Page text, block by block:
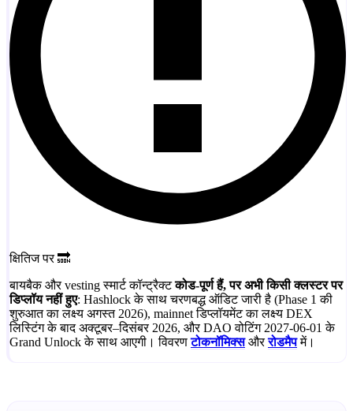
क्षितिज पर 🔜
बायबैक और vesting स्मार्ट कॉन्ट्रैक्टकोड-पूर्ण हैं, पर अभी किसी क्लस्टर पर
डिप्लॉय नहीं हुए: Hashlock के साथ चरणबद्ध ऑडिट जारी है (Phase 1 की
शुरुआत का लक्ष्य अगस्त 2026), mainnet डिप्लॉयमेंट का लक्ष्य DEX
लिस्टिंग के बाद अक्टूबर–दिसंबर 2026, और DAO वोटिंग 2027-06-01 के
Grand Unlock के साथ आएगी। विवरणटोकनॉमिक्सऔररोडमैपमें।